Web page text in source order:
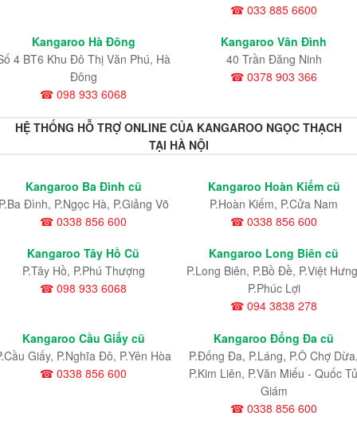
☎ 033 885 6600
Kangaroo Hà Đông
4 BT6 Khu Đô Thị Văn Phú, Hà
Đông
☎ 098 933 6068
Kangaroo Vân Đình
40 Trần Đăng Ninh
☎ 0378 903 366
HỆ THỐNG HỖ TRỢ ONLINE CỦA KANGAROO NGỌC THẠCH
TẠI HÀ NỘI
Kangaroo Ba Đình cũ
Đình, P.Ngọc Hà, P.Giảng Võ
☎ 0338 856 600
Kangaroo Hoàn Kiếm cũ
P.Hoàn Kiếm, P.Cửa Nam
☎ 0338 856 600
Kangaroo Tây Hồ Cũ
P.Tây Hồ, P.Phú Thượng
☎ 098 933 6068
Kangaroo Long Biên cũ
P.Long Biên, P.Bồ Đề, P.Việt
P.Phúc Lợi
☎ 094 3838 278
Kangaroo Cầu Giấy cũ
Giấy, P.Nghĩa Đô, P.Yên Hòa
☎ 0338 856 600
Kangaroo Đống Đa cũ
P.Đống Đa, P.Láng, P.Ô Chợ
P.Kim Liên, P.Văn Miếu - Quốc
Giám
☎ 0338 856 600